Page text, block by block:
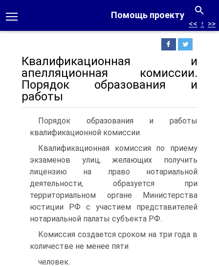
Помощь проекту
<< ↑ >>
Квалификационная и
апелляционная комиссии.
Порядок образования и
работы
Порядок образования и работы
квалификационной комиссии
Квалификационная комиссия по приему
экзаменов улиц, желающих получить
лицензию на право нотариальной
деятельности, образуется при
территориальном органе Министерства
юстиции РФ с участием представителей
нотариальной палаты субъекта РФ.
Комиссия создается сроком на три года в
количестве не менее пяти
человек.